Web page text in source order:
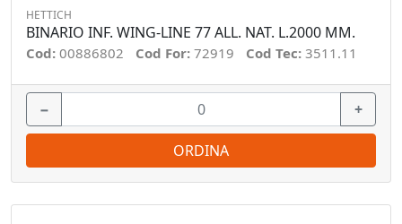
HETTICH
BINARIO INF. WING-LINE 77 ALL. NAT. L.2000 MM.
Cod: 00886802 Cod For: 72919 Cod Tec: 3511.11
− +
ORDINA